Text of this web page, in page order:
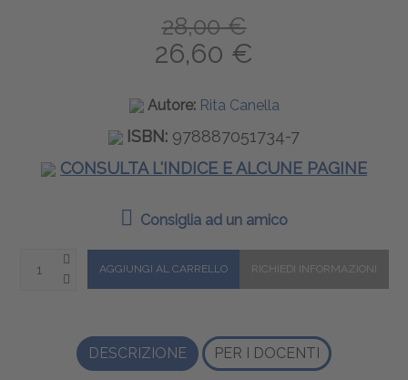
28,00 €
26,60 €
Autore: Rita Canella
ISBN: 978887051734-7
CONSULTA L'INDICE E ALCUNE PAGINE
Consiglia ad un amico
DESCRIZIONE PER I DOCENTI